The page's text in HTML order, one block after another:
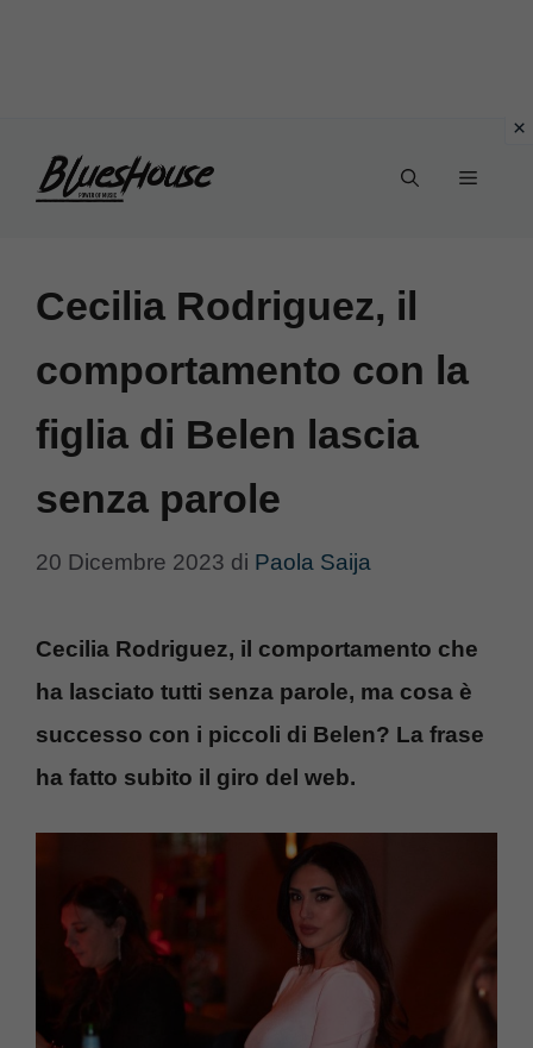
Menu
Cecilia Rodriguez, il
comportamento con la
figlia di Belen lascia
senza parole
20 Dicembre 2023 di Paola Saija
Cecilia Rodriguez, il comportamento che
ha lasciato tutti senza parole, ma cosa è
successo con i piccoli di Belen? La frase
ha fatto subito il giro del web.